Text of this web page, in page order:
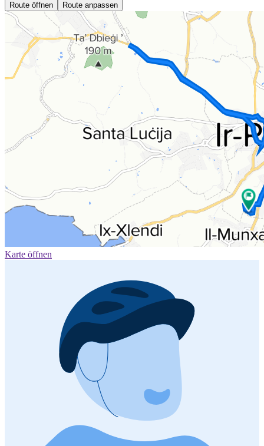
Route öffnen Route anpassen
Karte öffnen